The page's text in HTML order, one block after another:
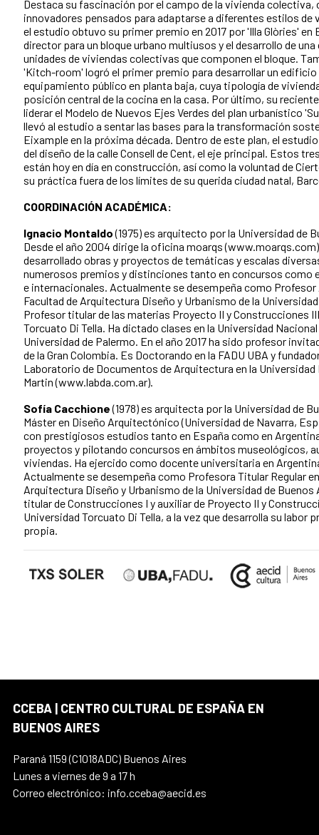
Destaca su fascinación por el campo de la vivienda colectiva,
innovadores pensados para adaptarse a diferentes estilos de
el estudio obtuvo su primer premio en 2017 por 'Illa Glòries' en
director para un bloque urbano multiusos y el desarrollo de
unidades de viviendas colectivas que componen el bloque.
'Kitch-room' logró el primer premio para desarrollar un edificio
equipamiento público en planta baja, cuya tipología de
posición central de la cocina en la casa. Por último, su
liderar el Modelo de Nuevos Ejes Verdes del plan urbanístico
llevó al estudio a sentar las bases para la transformación
Eixample en la próxima década. Dentro de este plan, el
del diseño de la calle Consell de Cent, el eje principal. Estos
están hoy en día en construcción, así como la voluntad de
su práctica fuera de los límites de su querida ciudad natal,
COORDINACIÓN ACADÉMICA:
Ignacio Montaldo(1975) es arquitecto por la Universidad de
Desde el año 2004 dirige la oficina moarqs
desarrollado obras y proyectos de temáticas y escalas
numerosos premios y distinciones tanto en concursos como
e internacionales. Actualmente se desempeña como Profesor
Facultad de Arquitectura Diseño y Urbanismo de la
Profesor titular de las materias Proyecto II y Construcciones
Torcuato Di Tella. Ha dictado clases en la Universidad Nacional
Universidad de Palermo. En el año 2017 ha sido profesor
de la Gran Colombia. Es Doctorando en la FADU UBA y
Laboratorio de Documentos de Arquitectura en la Universidad
Martin (www.labda.com.ar).
Sofía Cacchione(1978) es arquitecta por la Universidad de
Máster en Diseño Arquitectónico (Universidad de Navarra,
con prestigiosos estudios tanto en España como en
proyectos y pilotando concursos en ámbitos museológicos,
viviendas. Ha ejercido como docente universitaria en
Actualmente se desempeña como Profesora Titular Regular
Arquitectura Diseño y Urbanismo de la Universidad de Buenos
titular de Construcciones I y auxiliar de Proyecto II y
Universidad Torcuato Di Tella, a la vez que desarrolla su labor
propia.
CCEBA | CENTRO CULTURAL DE ESPAÑA EN
BUENOS AIRES
Paraná 1159 (C1018ADC) Buenos Aires
Lunes a viernes de 9 a 17 h
Correo electrónico: info.cceba@aecid.es